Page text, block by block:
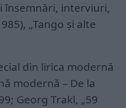
însemnări, interviuri,
„Tango şi alte
din lirica modernă
modernă – De la
Georg Trakl, „59